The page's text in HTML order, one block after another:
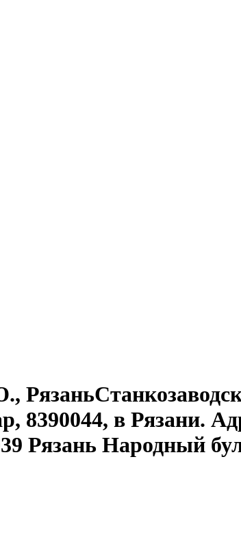
8390044, в Рязани.
Рязань Народный